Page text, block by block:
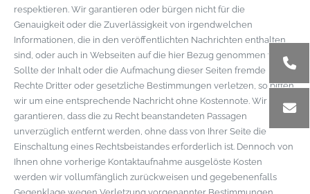
respektieren. Wir garantieren oder bürgen nicht für die
Genauigkeit oder die Zuverlässigkeit von irgendwelchen
Informationen, die in den veröffentlichten Nachrichten enthalten
sind, oder auch in Webseiten auf die hier Bezug genommen wird.
Sollte der Inhalt oder die Aufmachung dieser Seiten fremde
Rechte Dritter oder gesetzliche Bestimmungen verletzen, so bitten
wir um eine entsprechende Nachricht ohne Kostennote. Wir
garantieren, dass die zu Recht beanstandeten Passagen
unverzüglich entfernt werden, ohne dass von Ihrer Seite die
Einschaltung eines Rechtsbeistandes erforderlich ist. Dennoch von
Ihnen ohne vorherige Kontaktaufnahme ausgelöste Kosten
werden wir vollumfänglich zurückweisen und gegebenenfalls